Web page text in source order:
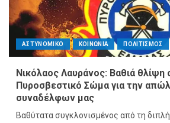
ΑΣΤΥΝΟΜΙΚΟ ΚΟΙΝΩΝΙΑ ΠΟΛΙΤΙΣΜΟΣ
Νικόλαος Λαυράνος: Βαθιά θλίψη
Πυροσβεστικό Σώμα για την
συναδέλφων μας
Βαθύτατα συγκλονισμένος από τη